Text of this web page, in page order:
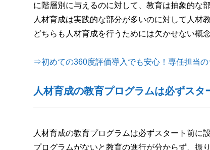
に階層別に与えるのに対して、教育は抽象的な
人材育成は実践的な部分が多いのに対して人材
どちらも人材育成を行うためには欠かせない概念
⇒初めての360度評価導入でも安心！専任担当
人材育成の教育プログラムは必ずスタ
人材育成の教育プログラムは必ずスタート前に
プログラムがないと教育の進行が分からず、振